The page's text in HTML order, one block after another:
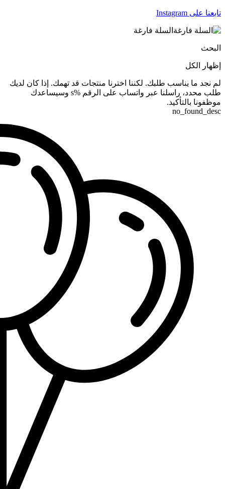
تابعنا على Instagram
السلة فارغة
البحث
إظهار الكل
لم نجد ما يناسب طلبك. لكننا اخترنا منتجات قد تهمك. إذا كان لديك
طلب محدد، راسلنا عبر واتساب على الرقم %s وسيساعدك
موظفونا بالتأكيد.
no_found_desc